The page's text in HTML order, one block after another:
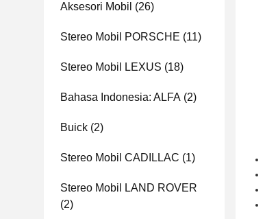
Aksesori Mobil (26)
Stereo Mobil PORSCHE (11)
Stereo Mobil LEXUS (18)
Bahasa Indonesia: ALFA (2)
Buick (2)
Stereo Mobil CADILLAC (1)
Stereo Mobil LAND ROVER
(2)